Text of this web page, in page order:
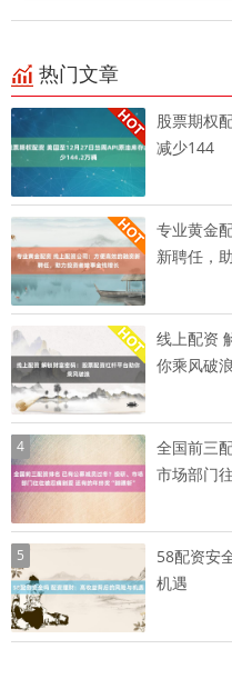
热门文章
股票期权
减少144
专业黄金
新聘任，
线上配资
你乘风破浪
4
全国前三
市场部门
5
58配资安
机遇